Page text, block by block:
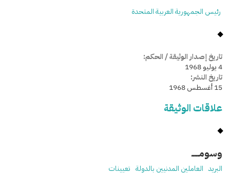
رئيس الجمهورية العربية المتحدة
تاريخ إصدار الوثيقة / الحكم:
4 يوليو 1968
تاريخ النشر:
15 أغسطس 1968
علاقات الوثيقة
وسومـــــ
البريد العاملين المدنيين بالدولة تعيينات